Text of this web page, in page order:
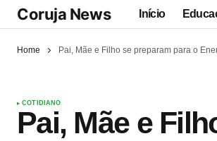
Coruja News Início
Home Pai, Mãe e Filho se preparam para o
COTIDIANO
Pai, Mãe e